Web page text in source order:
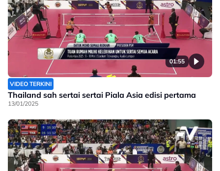
01:55
VIDEO TERKINI
Thailand sah sertai sertai Piala Asia edisi pertama
13/01/2025